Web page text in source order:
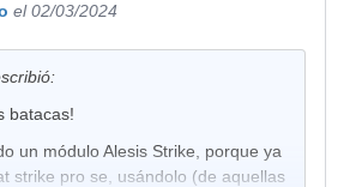
el 02/03/2024
batacas!
un módulo Alesis Strike, porque ya
strike pro se, usándolo (de aquellas